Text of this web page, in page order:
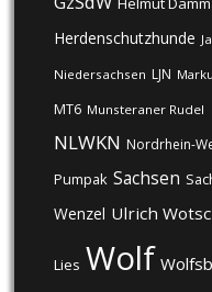
Herdenschutzhunde
Niedersachsen LJN
MT6 Munsteraner Rudel
NLWKN Nordrhein-
Pumpak Sachsen
Wenzel Ulrich
Lies Wolf